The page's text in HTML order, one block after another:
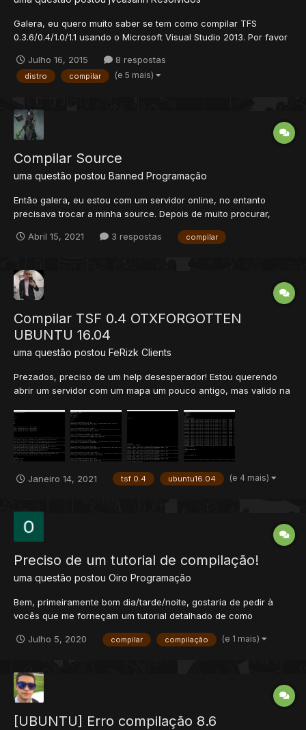
Galera, eu quero muito saber se tem como compilar TFS
0.3.6/0.4/1.0/1.1 usando o Microsoft Visual Studio 2013. Por favor
Julho 16, 2015
8 respostas
distro compilar (e 5 mais)
Compilar Source
uma questão postou Banned Programação
Então galera, eu estou com um servidor online, no entanto
precisava trocar a minha source. Depois de muito procurar,
tudo que eu preciso (a source está em um outro fórum) Depois
Abril 15, 2021 3 respostas compilar
Compilar TSF 0.4 OTXFORGOTTEN
UBUNTU 16.04
uma questão postou FeRizk Clients
Prezados, preciso de um help desesperador! Estou querendo
abrir um servidor com um mapa um pouco antigo, mas valido na
para ubuntu 16.04 dentro de um servidor Google Cloud, porém
enfretei diversos erros: 1: Nem por um decret...
Janeiro 14, 2021 tsf 0.4 ubuntu16.04 (e 4 mais)
Preciso de um tutorial de compilação!
uma questão postou Oiro Programação
Bem, primeiramente bom dia/tarde/noite, gostaria de pedir à
vocês que me forneçam um tutorial detalhado de como
diversas vezes tive boas ideias e não pude aproveitar por
um...
Julho 5, 2020 compilar compilação (e 1 mais)
[UBUNTU] Erro compilação 8.6